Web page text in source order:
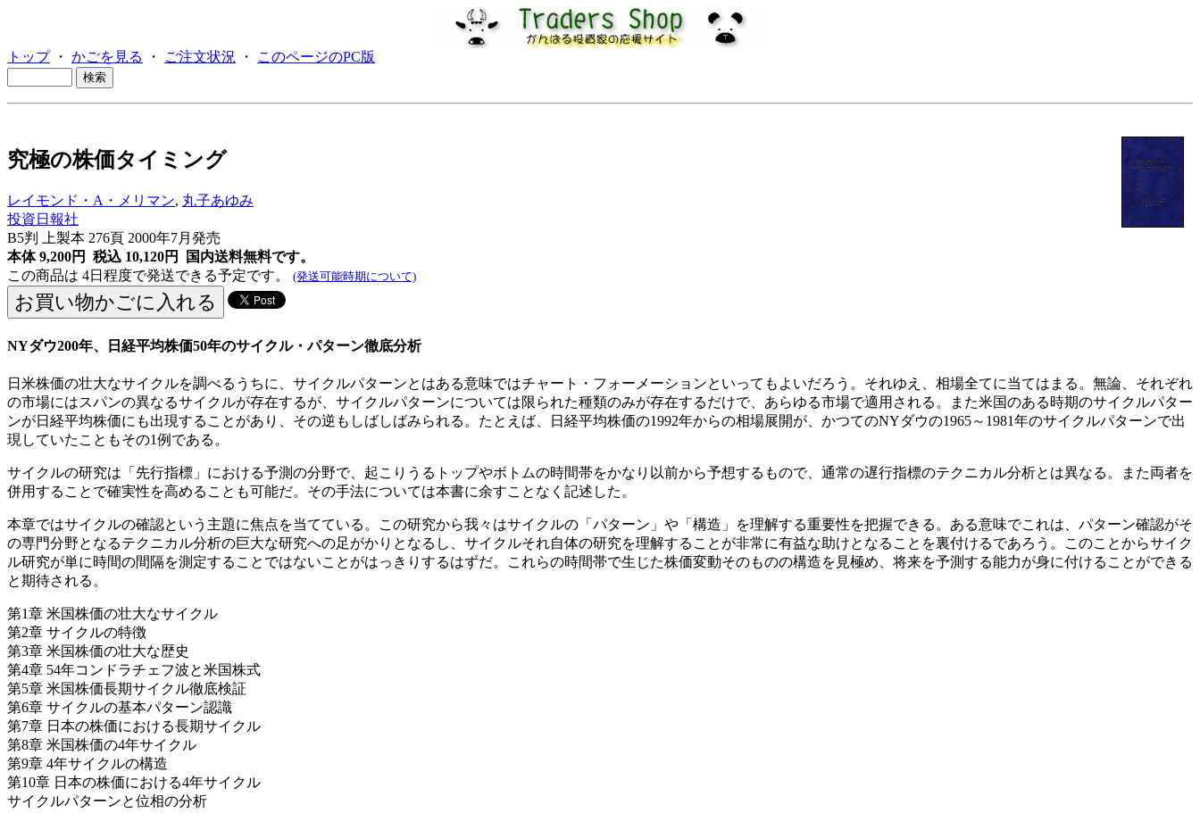
トップ・ かごを見る ・ ご注文状況 ・ このページのPC版
究極の株価タイミング
レイモンド・A・メリマン, 丸子あゆみ
投資日報社
B5判 上製本 276頁 2000年7月発売
本体 9,200円 税込 10,120円
国内送料無料です。
この商品は 4日程度で発送できる予定です。 (発送可能時期について)
NYダウ200年、日経平均株価50年のサイクル・パターン徹底分析
日米株価の壮大なサイクルを調べるうちに、サイクルパターンとはある意味ではチャート・フォーメーションといってもよいだろう。それゆえ、相場全てに当てはまる。無論、それぞれ
の市場にはスパンの異なるサイクルが存在するが、サイクルパターンについては限られた種類のみが存在するだけで、あらゆる市場で適用される。また米国のある時期のサイクルパター
ンが日経平均株価にも出現することがあり、その逆もしばしばみられる。たとえば、日経平均株価の1992年からの相場展開が、かつてのNYダウの1965～1981年のサイクルパターンで出
現していたこともその1例である。
サイクルの研究は「先行指標」における予測の分野で、起こりうるトップやボトムの時間帯をかなり以前から予想するもので、通常の遅行指標のテクニカル分析とは異なる。また両者を
併用することで確実性を高めることも可能だ。その手法については本書に余すことなく記述した。
本章ではサイクルの確認という主題に焦点を当てている。この研究から我々はサイクルの「パターン」や「構造」を理解する重要性を把握できる。ある意味でこれは、パターン確認がそ
の専門分野となるテクニカル分析の巨大な研究への足がかりとなるし、サイクルそれ自体の研究を理解することが非常に有益な助けとなることを裏付けるであろう。このことからサイク
ル研究が単に時間の間隔を測定することではないことがはっきりするはずだ。これらの時間帯で生じた株価変動そのものの構造を見極め、将来を予測する能力が身に付けることができる
と期待される。
第1章 米国株価の壮大なサイクル
第2章 サイクルの特徴
第3章 米国株価の壮大な歴史
第4章 54年コンドラチェフ波と米国株式
第5章 米国株価長期サイクル徹底検証
第6章 サイクルの基本パターン認識
第7章 日本の株価における長期サイクル
第8章 米国株価の4年サイクル
第9章 4年サイクルの構造
第10章 日本の株価における4年サイクル
サイクルパターンと位相の分析